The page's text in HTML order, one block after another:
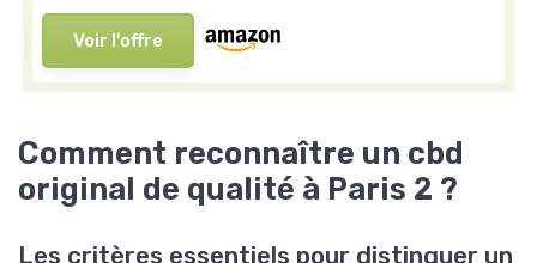
Voir l'offre
Comment reconnaître un cbd
original de qualité à Paris 2 ?
Les critères essentiels pour distinguer un